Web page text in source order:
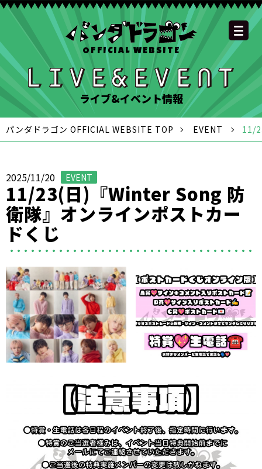
OFFICIAL WEBSITEOFFICIAL SITE TOP
NEWS MEMBER
SCHEDULE DISCOGRAPHY
GOODS
FAQ CONTACT
YOUTUBE
CHANNEL
INSTAGRAM
OFFICIAL
TWITTER
OFFICIAL LINE
ACCOUNT
OFFICIAL
TIKTOK
ライブ&イベント情報
パンダドラゴン OFFICIAL WEBSITE TOP EVENT 11/
2025/11/20 EVENT
11/23(日)『Winter Song 防
衛隊』オンラインポストカー
ドくじ